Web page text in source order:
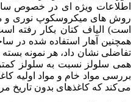
اطلاعات ویژه ای در خصوص
روش های میکروسکوپ نوری و
است) الیاف کتان بکار رفته
همچنین آهار استفاده شده در
تفاضلی نشان داد، هر نمونه
همی سلولز نسبت به سلولز کمتر
بررسی مواد خام و مواد اولیه
می‌کند که کاغذهای بدون تاریخ